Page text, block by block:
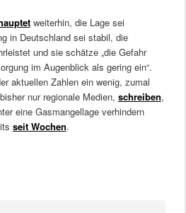
weiterhin, die Lage sei
in Deutschland sei stabil, die
und sie schätze „die Gefahr
im Augenblick als gering ein“.
aktuellen Zahlen ein wenig, zumal
nur regionale Medien, schreiben,
eine Gasmangellage verhindern
seit Wochen.